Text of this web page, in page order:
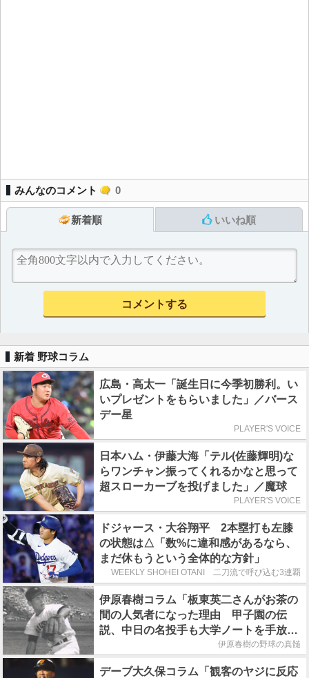
みんなのコメント 0
新着順 いいね順
新着 野球コラム
広島・高太一「誕生日に今季初勝利。い
いプレゼントをもらいました」／バース
デー星
PLAYER'S VOICE
日本ハム・伊藤大海「テル(佐藤輝明)な
らワンチャン振ってくれるかなと思って
超スローカーブを投げました」／魔球
PLAYER'S VOICE
ドジャース・大谷翔平 2本塁打も左膝
の状態は△「数%に違和感があるなら、
まだ休もうという全体的な方針」
WEEKLY SHOHEI OTANI 二刀流で呼び込む3連覇
伊原春樹コラム「板東英二さんがお茶の
間の人気者になった理由 甲子園の伝
説、中日の名投手も大学ノートを手放さ
伊原春樹の野球の真髄
デーブ大久保コラム「観客のヤジに反応